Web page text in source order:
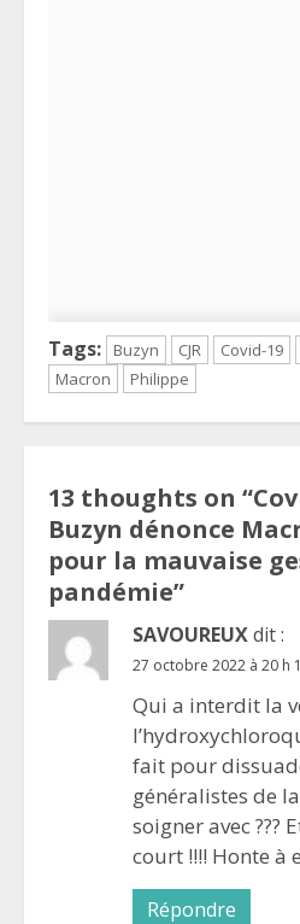
Tags: Buzyn CJR Covid-19
Macron
Philippe
13 thoughts on “
Buzyn dénonce
pour la mauvaise
pandémie”
SAVOUREUXdit :
27 octobre 2022 à 20 h
Qui a interdit la
fait pour
généralistes de
soigner avec ???
court !!!! Honte à
Répondre